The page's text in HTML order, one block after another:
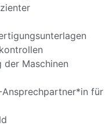
der Maschinen
Ansprechpartner*in für